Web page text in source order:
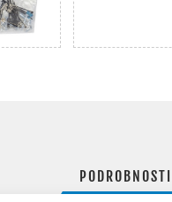
PODROBNOSTI